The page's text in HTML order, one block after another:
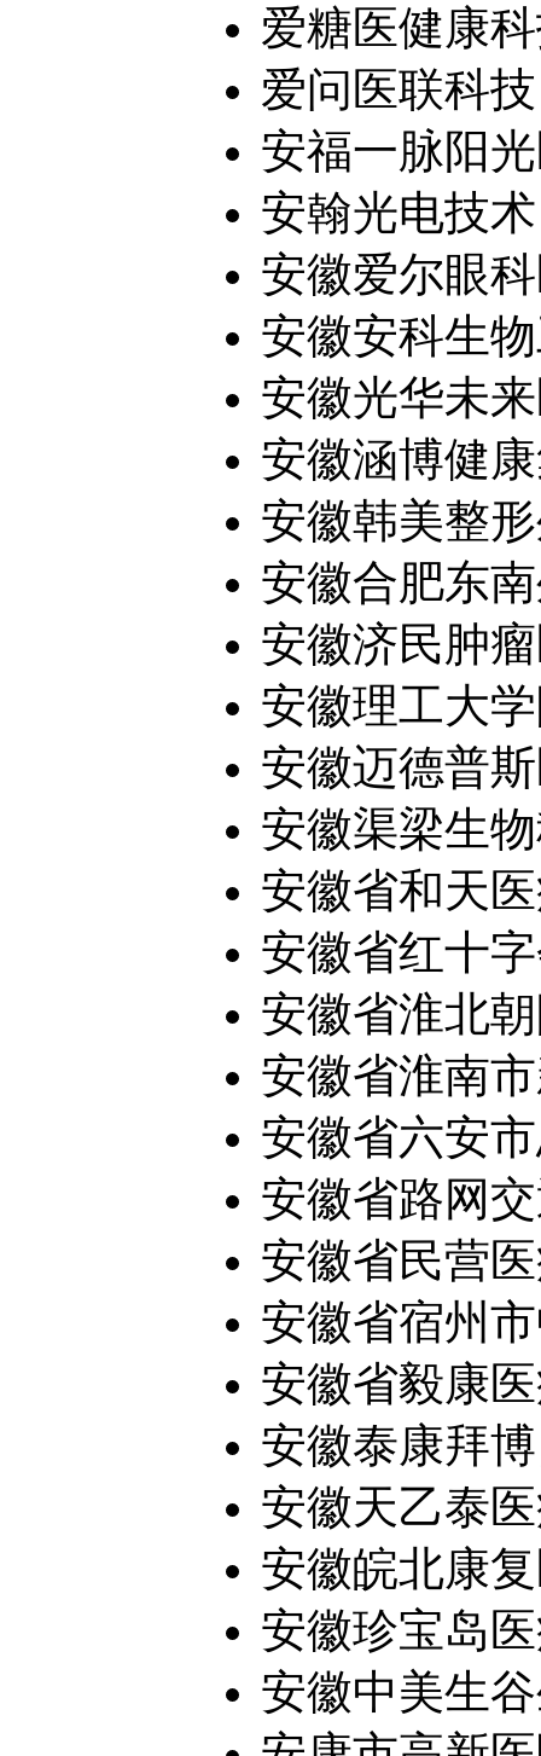
爱糖医健康
爱问医联科
安福一脉阳
安翰光电技
安徽爱尔眼
安徽安科生
安徽光华未
安徽涵博健
安徽韩美整
安徽合肥东
安徽济民肿
安徽理工大
安徽迈德普
安徽渠梁生
安徽省和天
安徽省红十
安徽省淮北
安徽省淮南
安徽省六安
安徽省路网
安徽省民营
安徽省宿州
安徽省毅康
安徽泰康拜
安徽天乙泰
安徽皖北康
安徽珍宝岛
安徽中美生